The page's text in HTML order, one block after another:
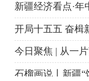
新疆经济看点·
开局十五五 奋楫
今日聚焦 | 从一
石榴画说丨新疆